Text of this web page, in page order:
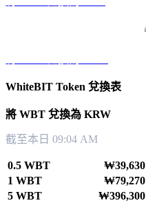
WhiteBIT Token 兌換表
將 WBT 兌換為 KRW
截至本日 09:04 AM
0.5 WBT
₩39,630
1 WBT
₩79,270
5 WBT
₩396,300